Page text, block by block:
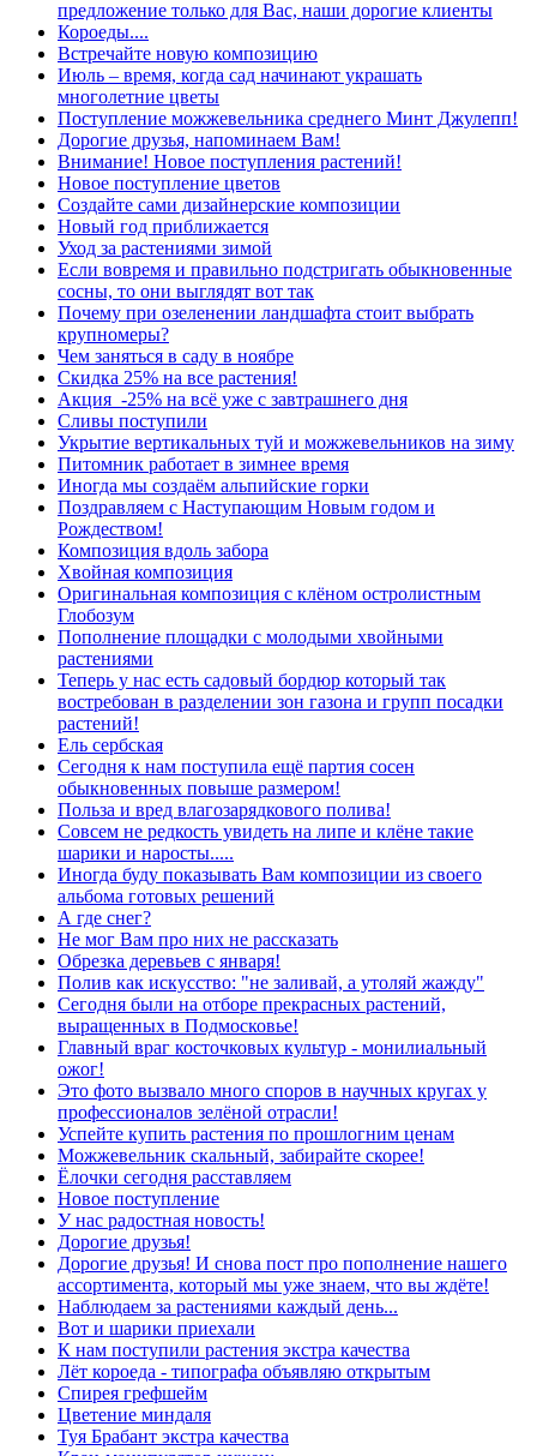
предложение только для Вас, наши дорогие клиенты
Короеды....
Встречайте новую композицию
Июль – время, когда сад начинают украшать
многолетние цветы
Поступление можжевельника среднего Минт Джулепп!
Дорогие друзья, напоминаем Вам!
Внимание! Новое поступления растений!
Новое поступление цветов
Создайте сами дизайнерские композиции
Новый год приближается
Уход за растениями зимой
Если вовремя и правильно подстригать обыкновенные
сосны, то они выглядят вот так
Почему при озеленении ландшафта стоит выбрать
крупномеры?
Чем заняться в саду в ноябре
Скидка 25% на все растения!
Акция -25% на всё уже с завтрашнего дня
Сливы поступили
Укрытие вертикальных туй и можжевельников на зиму
Питомник работает в зимнее время
Иногда мы создаём альпийские горки
Поздравляем с Наступающим Новым годом и
Рождеством!
Композиция вдоль забора
Хвойная композиция
Оригинальная композиция с клёном остролистным
Глобозум
Пополнение площадки с молодыми хвойными
растениями
Теперь у нас есть садовый бордюр который так
востребован в разделении зон газона и групп посадки
растений!
Ель сербская
Сегодня к нам поступила ещё партия сосен
обыкновенных повыше размером!
Польза и вред влагозарядкового полива!
Совсем не редкость увидеть на липе и клёне такие
шарики и наросты.....
Иногда буду показывать Вам композиции из своего
альбома готовых решений
А где снег?
Не мог Вам про них не рассказать
Обрезка деревьев с января!
Полив как искусство: "не заливай, а утоляй жажду"
Сегодня были на отборе прекрасных растений,
выращенных в Подмосковье!
Главный враг косточковых культур - монилиальный
ожог!
Это фото вызвало много споров в научных кругах у
профессионалов зелёной отрасли!
Успейте купить растения по прошлогним ценам
Можжевельник скальный, забирайте скорее!
Ёлочки сегодня расставляем
Новое поступление
У нас радостная новость!
Дорогие друзья!
Дорогие друзья! И снова пост про пополнение нашего
ассортимента, который мы уже знаем, что вы ждёте!
Наблюдаем за растениями каждый день...
Вот и шарики приехали
К нам поступили растения экстра качества
Лёт короеда - типографа объявляю открытым
Спирея грефшейм
Цветение миндаля
Туя Брабант экстра качества